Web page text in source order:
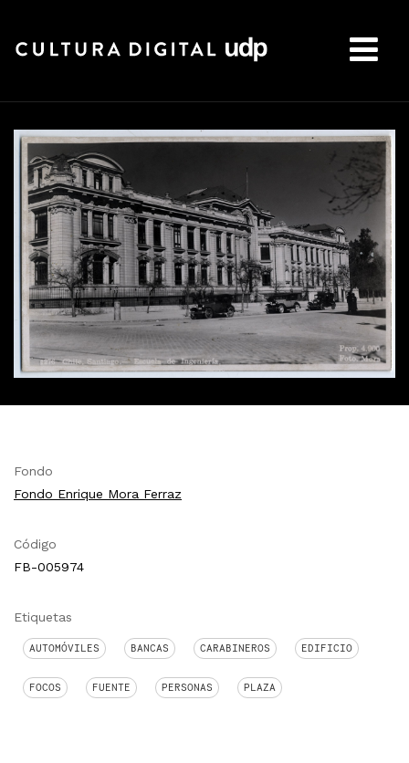
Fondo
Fondo Enrique Mora Ferraz
Código
FB-005974
Etiquetas
AUTOMÓVILES BANCAS CARABINEROS EDIFICIO
FOCOS FUENTE PERSONAS PLAZA